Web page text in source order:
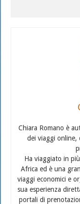
Chiara Romano è
dei viaggi online,
Ha viaggiato in
Africa ed è una
viaggi economici e
sua esperienza
portali di